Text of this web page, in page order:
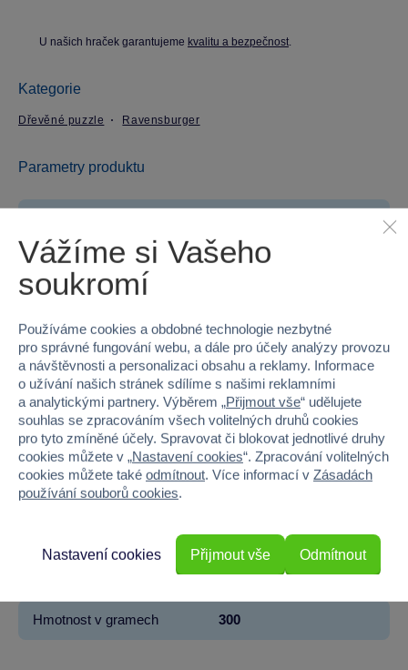
U našich hraček garantujeme kvalitu a bezpečnost.
Kategorie
Dřevěné puzzle Ravensburger
Parametry produktu
Kód produktu 958-120007579
Značka
Věk od 10
Pohlaví HOLKA, KLUK
Materiál Dřevo
Počet dílků 150
Šířka
16
4.5
Hmotnost v gramech 300
Vážíme si Vašeho
soukromí
Používáme cookies a obdobné technologie nezbytné
pro správné fungování webu, a dále pro účely analýzy provozu
a návštěvnosti a personalizaci obsahu a reklamy. Informace
o užívání našich stránek sdílíme s našimi reklamními
a analytickými partnery. Výběrem „Přijmout vše“ udělujete
souhlas se zpracováním všech volitelných druhů cookies
pro tyto zmíněné účely. Spravovat či blokovat jednotlivé druhy
cookies můžete v „Nastavení cookies“. Zpracování volitelných
cookies můžete také odmítnout. Více informací v Zásadách
používání souborů cookies.
Odmítnout
Nastavení cookies Přijmout vše